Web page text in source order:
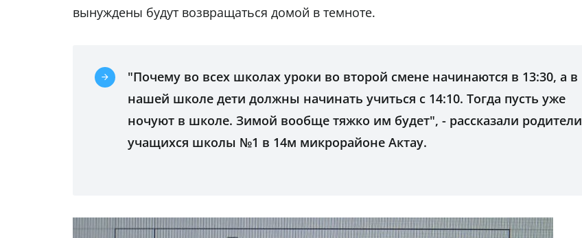
вынуждены будут возвращаться домой в темноте.
"Почему во всех школах уроки во второй смене начинаются в 13:30, а в
нашей школе дети должны начинать учиться с 14:10. Тогда пусть уже
ночуют в школе. Зимой вообще тяжко им будет", - рассказали родители
учащихся школы №1 в 14м микрорайоне Актау.